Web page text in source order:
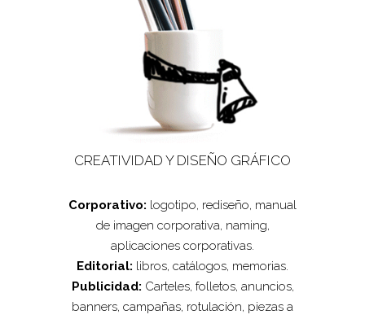
CREATIVIDAD Y DISEÑO GRÁFICO
Corporativo: logotipo, rediseño, manual
de imagen corporativa, naming,
aplicaciones corporativas.
Editorial: libros, catálogos, memorias.
Publicidad: Carteles, folletos, anuncios,
banners, campañas, rotulación, piezas a